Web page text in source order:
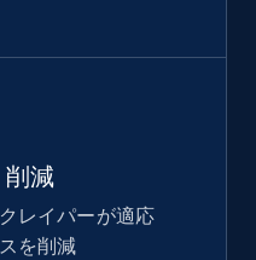
削減
レイパーが適応
を削減